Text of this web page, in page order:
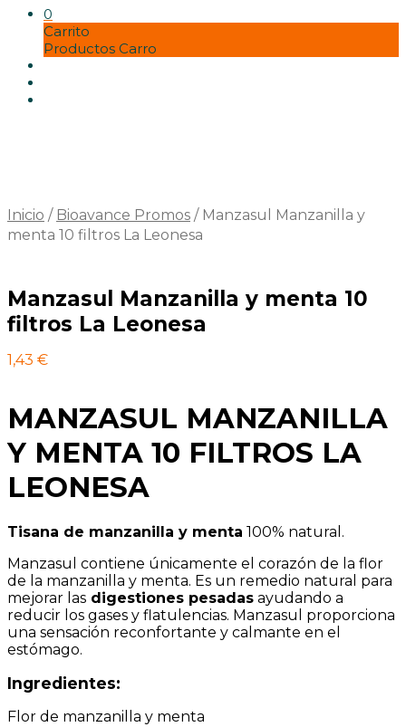
0
Carrito
Productos Carro
Inicio / Bioavance Promos /Manzasul Manzanilla y
menta 10 filtros La Leonesa
Manzasul Manzanilla y menta 10
filtros La Leonesa
1,43 €
MANZASUL MANZANILLA
Y MENTA 10 FILTROS LA
LEONESA
Tisana de manzanilla y menta 100% natural.
Manzasul contiene únicamente el corazón de la flor
de la manzanilla y menta. Es un remedio natural para
mejorar las digestiones pesadas ayudando a
reducir los gases y flatulencias. Manzasul proporciona
una sensación reconfortante y calmante en el
estómago.
Ingredientes:
Flor de manzanilla y menta